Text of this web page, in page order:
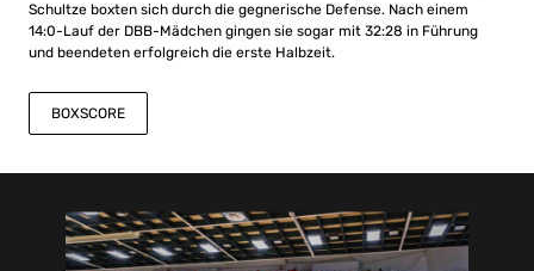
Schultze boxten sich durch die gegnerische Defense. Nach einem
14:0-Lauf der DBB-Mädchen gingen sie sogar mit 32:28 in Führung
und beendeten erfolgreich die erste Halbzeit.
BOXSCORE